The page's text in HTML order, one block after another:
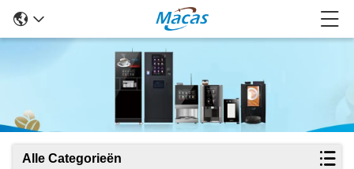
Alle Categorieën